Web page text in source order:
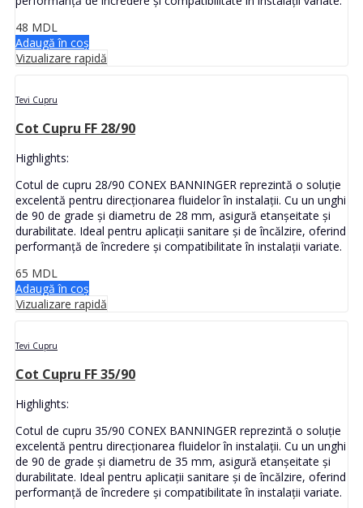
48 MDL
Adaugă în coș
Vizualizare rapidă
Tevi Cupru
Cot Cupru FF 28/90
Highlights:
Cotul de cupru 28/90 CONEX BANNINGER reprezintă o soluție
excelentă pentru direcționarea fluidelor în instalații. Cu un unghi
de 90 de grade și diametru de 28 mm, asigură etanșeitate și
durabilitate. Ideal pentru aplicații sanitare și de încălzire, oferind
performanță de încredere și compatibilitate în instalații variate.
65 MDL
Adaugă în coș
Vizualizare rapidă
Tevi Cupru
Cot Cupru FF 35/90
Highlights:
Cotul de cupru 35/90 CONEX BANNINGER reprezintă o soluție
excelentă pentru direcționarea fluidelor în instalații. Cu un unghi
de 90 de grade și diametru de 35 mm, asigură etanșeitate și
durabilitate. Ideal pentru aplicații sanitare și de încălzire, oferind
performanță de încredere și compatibilitate în instalații variate.